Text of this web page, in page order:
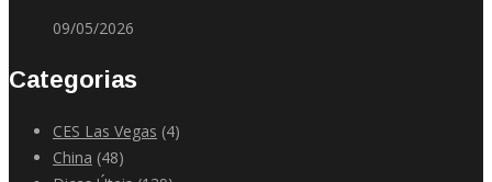
09/05/2026
Categorias
CES Las Vegas (4)
China (48)